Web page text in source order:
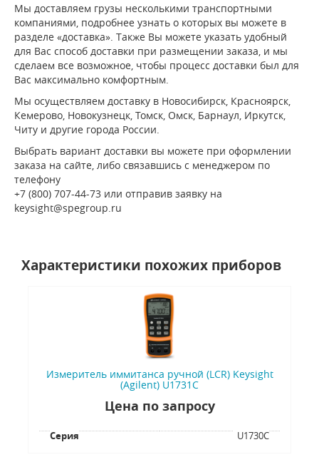
Мы доставляем грузы несколькими транспортными
компаниями, подробнее узнать о которых вы можете в
разделе «доставка». Также Вы можете указать удобный
для Вас способ доставки при размещении заказа, и мы
сделаем все возможное, чтобы процесс доставки был для
Вас максимально комфортным.
Мы осуществляем доставку в Новосибирск, Красноярск,
Кемерово, Новокузнецк, Томск, Омск, Барнаул, Иркутск,
Читу и другие города России.
Выбрать вариант доставки вы можете при оформлении
заказа на сайте, либо связавшись с менеджером по
телефону
+7 (800) 707-44-73 или отправив заявку на
keysight@spegroup.ru
Характеристики похожих приборов
Измеритель иммитанса ручной (LCR) Keysight
(Agilent) U1731C
Цена по запросу
Серия U1730C